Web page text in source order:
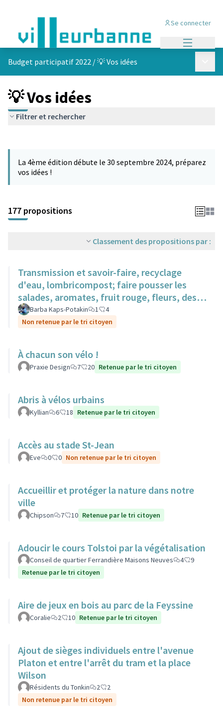
Se connecter
Budget participatif 2022 /💡 Vos idées
💡 Vos idées
Filtrer et rechercher
−
La 4ème édition débute le 30 septembre 2024, préparez
vos idées !
177 propositions
Classement des propositions par :
Transmission et savoir-faire, recyclage
d'eau, lombricompost; faire pousser les
salades, aromates, fruit rouge, fleurs, des
surfaces sur des toits.
Barba Kaps-Potakin 1
4
Non retenue par le tri citoyen
À chacun son vélo !
Praxie Design 7 20 Retenue par le tri citoyen
Abris à vélos urbains
Kyllian 6 18 Retenue par le tri citoyen
Accès au stade St-Jean
Eve 0 0 Non retenue par le tri citoyen
Accueillir et protéger la nature dans notre
ville
Chipson 7 10 Retenue par le tri citoyen
Adoucir le cours Tolstoi par la végétalisation
Conseil de quartier Ferrandière Maisons Neuves 4
9
Retenue par le tri citoyen
Aire de jeux en bois au parc de la Feyssine
Coralie 2 10 Retenue par le tri citoyen
Ajout de sièges individuels entre l'avenue
Platon et entre l'arrêt du tram et la place
Wilson
Résidents du Tonkin 2
2
Non retenue par le tri citoyen